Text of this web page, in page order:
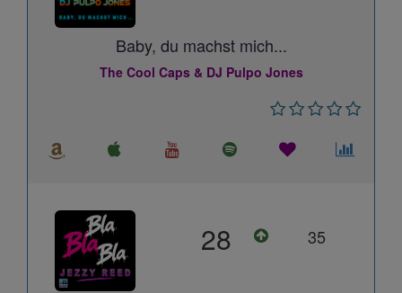
Baby, du machst mich...
The Cool Caps & DJ Pulpo Jones
28 35